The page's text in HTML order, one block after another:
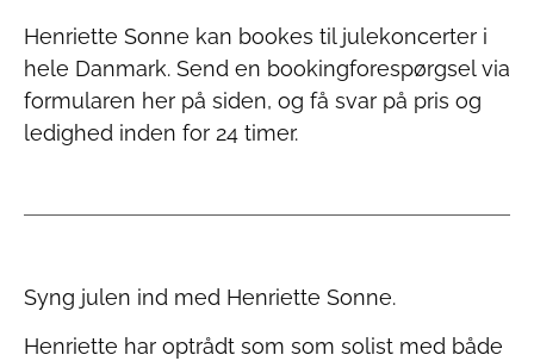
Henriette Sonne kan bookes til julekoncerter i
hele Danmark. Send en bookingforespørgsel via
formularen her på siden, og få svar på pris og
ledighed inden for 24 timer.
Syng julen ind med Henriette Sonne.
Henriette har optrådt som som solist med både